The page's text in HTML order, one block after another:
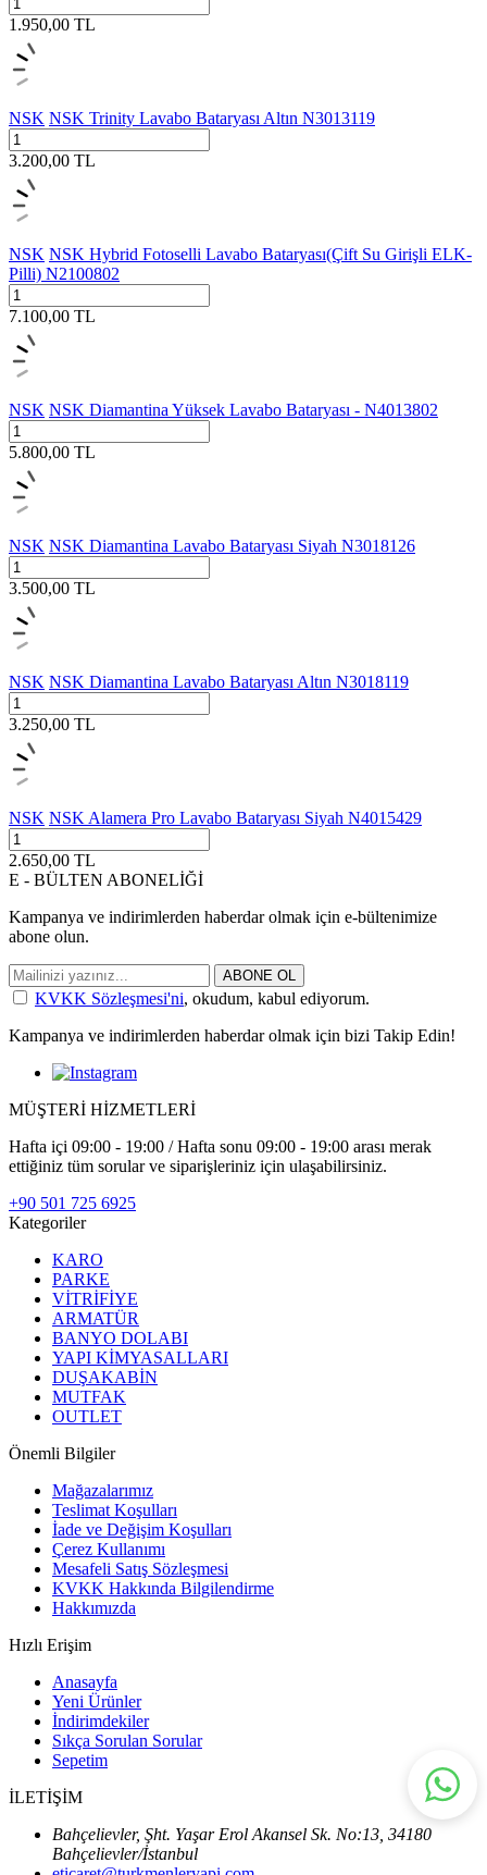
1.950,00 TL
NSK NSK Trinity Lavabo Bataryası Altın N3013119
3.200,00 TL
NSK NSK Hybrid Fotoselli Lavabo Bataryası(Çift Su Girişli ELK-
Pilli) N2100802
7.100,00 TL
NSK NSK Diamantina Yüksek Lavabo Bataryası - N4013802
5.800,00 TL
NSK NSK Diamantina Lavabo Bataryası Siyah N3018126
3.500,00 TL
NSK NSK Diamantina Lavabo Bataryası Altın N3018119
3.250,00 TL
NSK NSK Alamera Pro Lavabo Bataryası Siyah N4015429
2.650,00 TL
E - BÜLTEN ABONELİĞİ
Kampanya ve indirimlerden haberdar olmak için e-bültenimize
abone olun.
ABONE OL
KVKK Sözleşmesi'ni, okudum, kabul ediyorum.
Kampanya ve indirimlerden haberdar olmak için bizi Takip Edin!
MÜŞTERİ HİZMETLERİ
Hafta içi 09:00 - 19:00 / Hafta sonu 09:00 - 19:00 arası merak
ettiğiniz tüm sorular ve siparişleriniz için ulaşabilirsiniz.
+90 501 725 6925
Kategoriler
KARO
PARKE
VİTRİFİYE
ARMATÜR
BANYO DOLABI
YAPI KİMYASALLARI
DUŞAKABİN
MUTFAK
OUTLET
Önemli Bilgiler
Mağazalarımız
Teslimat Koşulları
İade ve Değişim Koşulları
Çerez Kullanımı
Mesafeli Satış Sözleşmesi
KVKK Hakkında Bilgilendirme
Hakkımızda
Hızlı Erişim
Anasayfa
Yeni Ürünler
İndirimdekiler
Sıkça Sorulan Sorular
Sepetim
İLETİŞİM
Bahçelievler, Şht. Yaşar Erol Akansel Sk. No:13, 34180
Bahçelievler/İstanbul